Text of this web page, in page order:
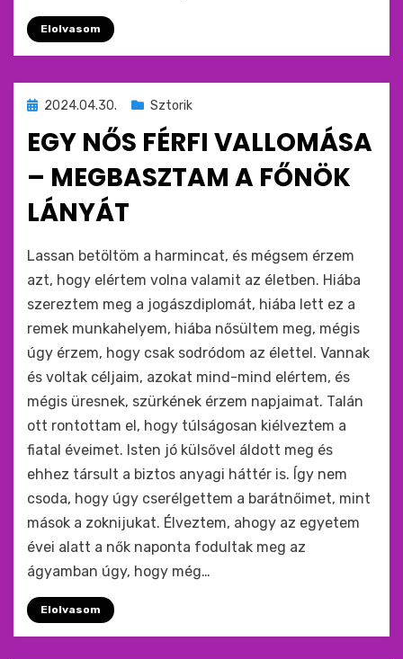
Elolvasom
Beküldve
2024.04.30. Sztorik
EGY NŐS FÉRFI VALLOMÁSA
– MEGBASZTAM A FŐNÖK
LÁNYÁT
monkey
Lassan betöltöm a harmincat, és mégsem érzem
azt, hogy elértem volna valamit az életben. Hiába
szereztem meg a jogászdiplomát, hiába lett ez a
remek munkahelyem, hiába nősültem meg, mégis
úgy érzem, hogy csak sodródom az élettel. Vannak
és voltak céljaim, azokat mind-mind elértem, és
mégis üresnek, szürkének érzem napjaimat. Talán
ott rontottam el, hogy túlságosan kiélveztem a
fiatal éveimet. Isten jó külsővel áldott meg és
ehhez társult a biztos anyagi háttér is. Így nem
csoda, hogy úgy cserélgettem a barátnőimet, mint
mások a zoknijukat. Élveztem, ahogy az egyetem
évei alatt a nők naponta fodultak meg az
ágyamban úgy, hogy még…
Elolvasom